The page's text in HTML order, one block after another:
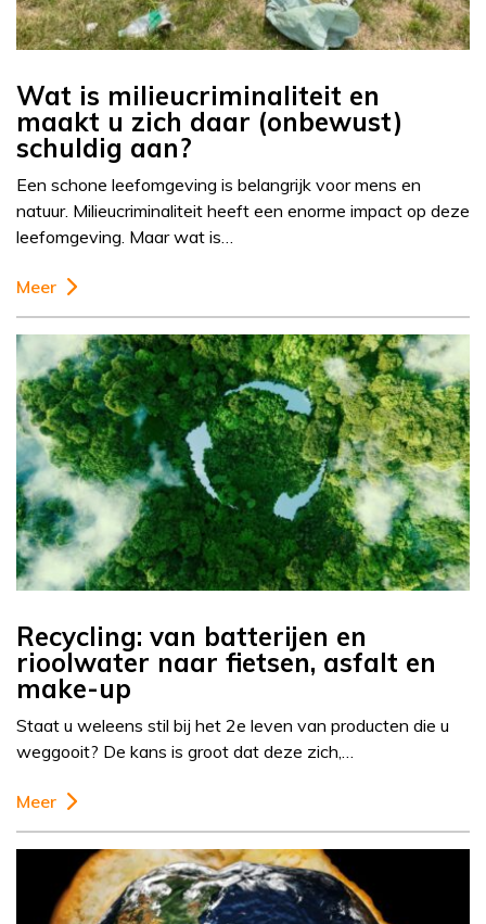
Wat is milieucriminaliteit en
maakt u zich daar (onbewust)
schuldig aan?
Een schone leefomgeving is belangrijk voor mens en
natuur. Milieucriminaliteit heeft een enorme impact op deze
leefomgeving. Maar wat is…
Meer
Recycling: van batterijen en
rioolwater naar fietsen, asfalt en
make-up
Staat u weleens stil bij het 2e leven van producten die u
weggooit? De kans is groot dat deze zich,…
Meer